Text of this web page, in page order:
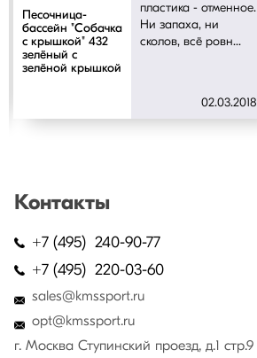
Песочница-
бассейн "Собачка
с крышкой" 432
зелёный с
зелёной крышкой
пластика - отменное.
Ни запаха, ни
сколов, всё ровн...
02.03.2018
Контакты
+7 (495) 240-90-77
+7 (495) 220-03-60
sales@kmssport.ru
opt@kmssport.ru
г. Москва Ступинский проезд, д.1 стр.9